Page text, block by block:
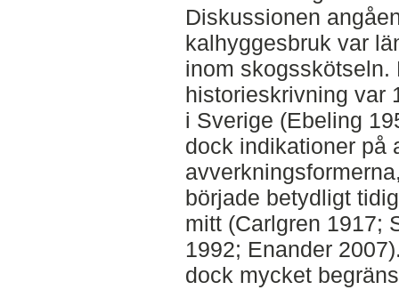
Diskussionen
kalhyggesbruk var
inom skogsskötseln.
historieskrivning var
i Sverige (Ebeling
dock indikationer på
började betydligt
mitt (Carlgren 1917;
1992; Enander
dock mycket